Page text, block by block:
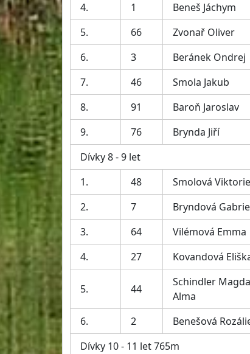
4.
1 Beneš Jáchym
5.
66 Zvonař Oliver
6.
3 Beránek Ondrej
7.
46 Smola Jakub
8.
91 Baroň Jaroslav
9.
76 Brynda Jiří
Dívky 8 - 9 let
1.
48 Smolová Viktorie
2.
7 Bryndová
3.
64 Vilémová Emma
4.
27 Kovandová
5. 44
Schindler
Alma
6. 2 Benešová
Dívky 10 - 11 let 765m